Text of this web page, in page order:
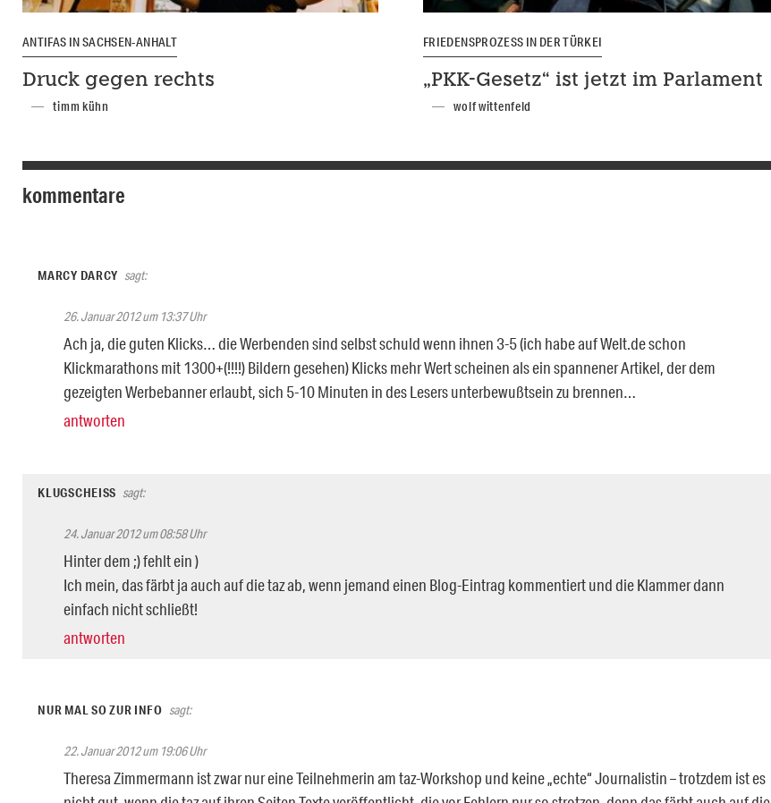
ANTIFAS IN SACHSEN-ANHALT
Druck gegen rechts
timm kühn
FRIEDENSPROZESS IN DER TÜRKEI
„PKK-Gesetz“ ist jetzt im Parlament
wolf wittenfeld
kommentare
MARCY DARCY sagt:
26. Januar 2012 um 13:37 Uhr
Ach ja, die guten Klicks… die Werbenden sind selbst schuld wenn ihnen 3-5 (ich habe auf Welt.de schon
Klickmarathons mit 1300+(!!!!) Bildern gesehen) Klicks mehr Wert scheinen als ein spannener Artikel, der dem
gezeigten Werbebanner erlaubt, sich 5-10 Minuten in des Lesers unterbewußtsein zu brennen…
antworten
KLUGSCHEISS sagt:
24. Januar 2012 um 08:58 Uhr
Hinter dem ;) fehlt ein )
Ich mein, das färbt ja auch auf die taz ab, wenn jemand einen Blog-Eintrag kommentiert und die Klammer dann
einfach nicht schließt!
antworten
NUR MAL SO ZUR INFO sagt:
22. Januar 2012 um 19:06 Uhr
Theresa Zimmermann ist zwar nur eine Teilnehmerin am taz-Workshop und keine „echte“ Journalistin – trotzdem ist es